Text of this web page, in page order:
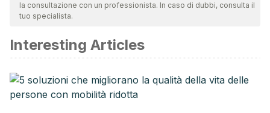
validità. La bibliografia di questo articolo è stata considerata
National Institutes of Health. Office of Dietary Supplements.
Hierro.Hoja informativa para consumidores. [Online]
Available at: ods.od.nih.gov/factsheets/Iron-
DatosEnEspanol/
la consultazione con un professionista. In caso di dubbi, consulta il
tuo specialista.
Interesting Articles